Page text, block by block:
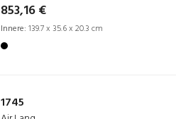
853,16 €
Innere: 139.7 x 35.6 x 20.3 cm
1745